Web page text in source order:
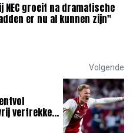
groeit na dramatische
er nu al kunnen zijn"
Volgende
vertrekken: